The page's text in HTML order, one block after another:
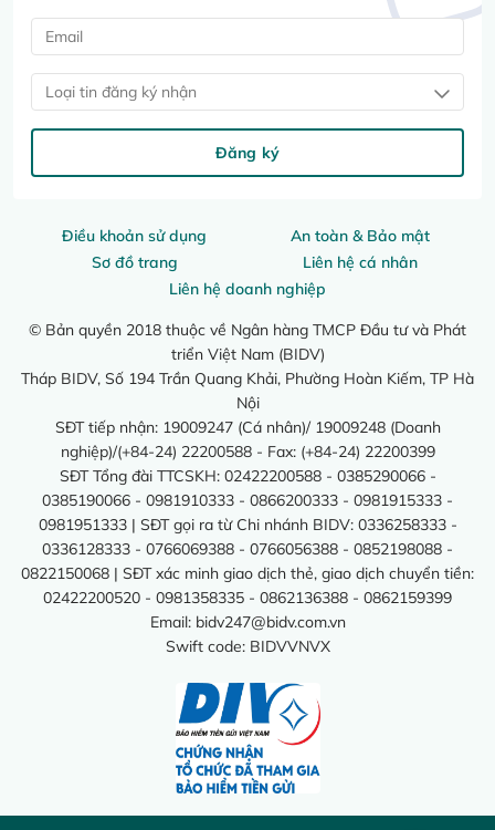
Điều khoản sử dụng
An toàn & Bảo mật
Sơ đồ trang
Liên hệ cá nhân
Liên hệ doanh nghiệp
© Bản quyền 2018 thuộc về Ngân hàng TMCP Đầu tư và Phát
triển Việt Nam (BIDV)
Tháp BIDV, Số 194 Trần Quang Khải, Phường Hoàn Kiếm, TP Hà
Nội
SĐT tiếp nhận: 19009247 (Cá nhân)/ 19009248 (Doanh
nghiệp)/(+84-24) 22200588 - Fax: (+84-24) 22200399
SĐT Tổng đài TTCSKH: 02422200588 - 0385290066 -
0385190066 - 0981910333 - 0866200333 - 0981915333 -
0981951333 | SĐT gọi ra từ Chi nhánh BIDV: 0336258333 -
0336128333 - 0766069388 - 0766056388 - 0852198088 -
0822150068 | SĐT xác minh giao dịch thẻ, giao dịch chuyển tiền:
02422200520 - 0981358335 - 0862136388 - 0862159399
Email: bidv247@bidv.com.vn
Swift code: BIDVVNVX
Loại tin đăng ký nhận
Đăng ký